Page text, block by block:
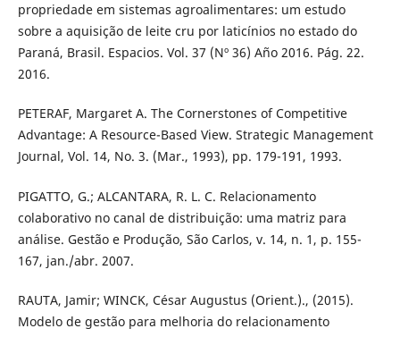
propriedade em sistemas agroalimentares: um estudo
sobre a aquisição de leite cru por laticínios no estado do
Paraná, Brasil. Espacios. Vol. 37 (Nº 36) Año 2016. Pág. 22.
2016.
PETERAF, Margaret A. The Cornerstones of Competitive
Advantage: A Resource-Based View. Strategic Management
Journal, Vol. 14, No. 3. (Mar., 1993), pp. 179-191, 1993.
PIGATTO, G.; ALCANTARA, R. L. C. Relacionamento
colaborativo no canal de distribuição: uma matriz para
análise. Gestão e Produção, São Carlos, v. 14, n. 1, p. 155-
167, jan./abr. 2007.
RAUTA, Jamir; WINCK, César Augustus (Orient.)., (2015).
Modelo de gestão para melhoria do relacionamento